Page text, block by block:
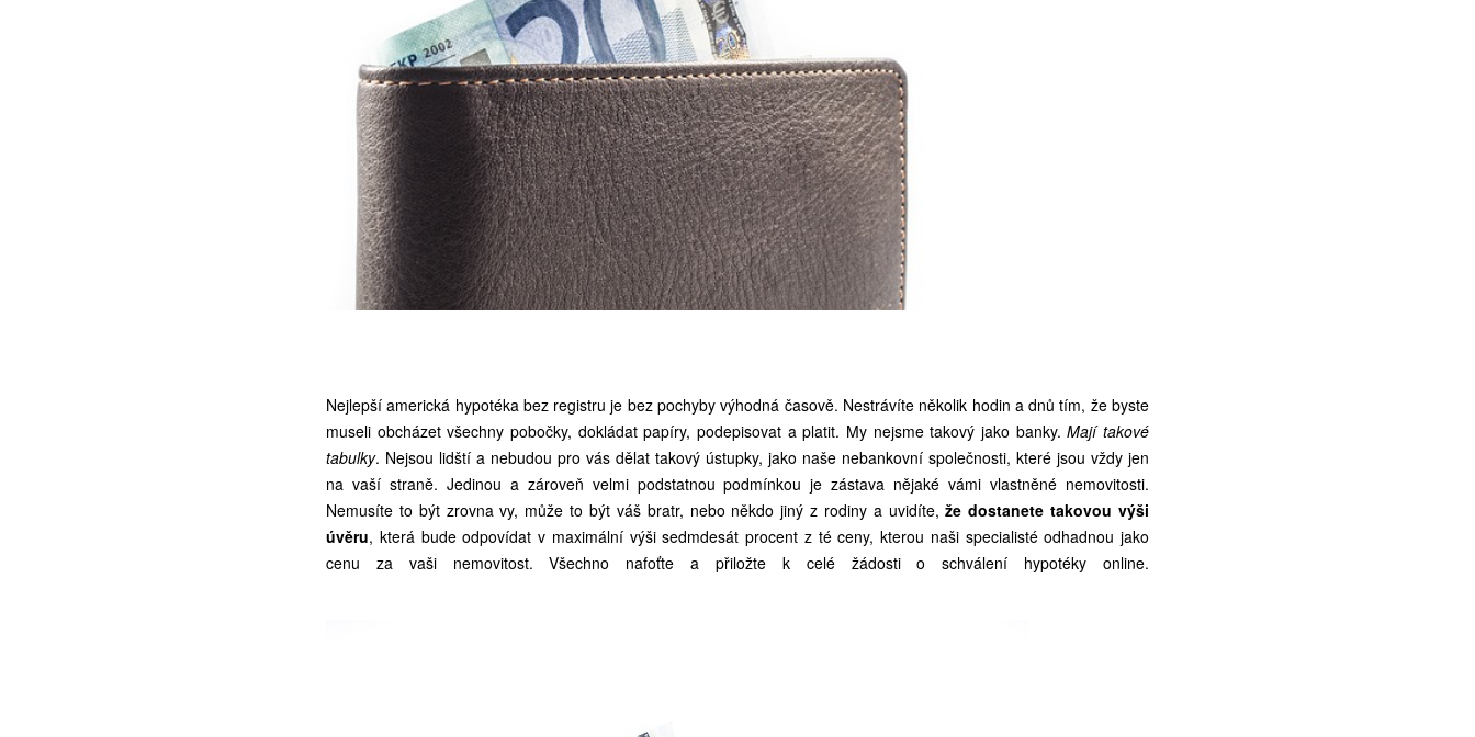
Nejlepší americká hypotéka bez registru je bez pochyby výhodná časově. Nestrávíte několik hodin a dnů tím, že byste
museli obcházet všechny pobočky, dokládat papíry, podepisovat a platit. My nejsme takový jako banky.Mají takové
tabulky. Nejsou lidští a nebudou pro vás dělat takový ústupky, jako naše nebankovní společnosti, které jsou vždy jen
na vaší straně. Jedinou a zároveň velmi podstatnou podmínkou je zástava nějaké vámi vlastněné nemovitosti.
Nemusíte to být zrovna vy, může to být váš bratr, nebo někdo jiný z rodiny a uvidíte,že dostanete takovou výši
úvěru, která bude odpovídat v maximální výši sedmdesát procent z té ceny, kterou naši specialisté odhadnou jako
cenu za vaši nemovitost. Všechno nafoťte a přiložte k celé žádosti o schválení hypotéky online.